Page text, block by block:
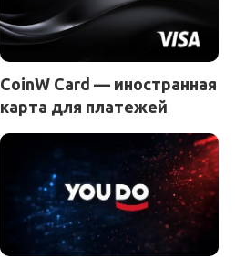
CoinW Card — иностранная
карта для платежей